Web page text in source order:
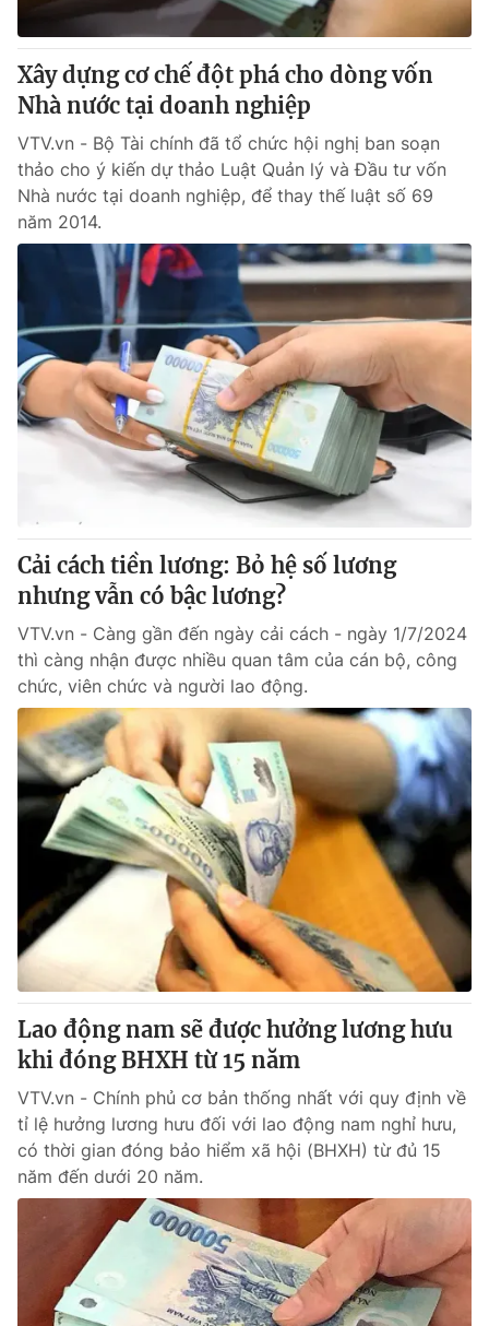
Xây dựng cơ chế đột phá cho dòng vốn
Nhà nước tại doanh nghiệp
VTV.vn - Bộ Tài chính đã tổ chức hội nghị ban soạn
thảo cho ý kiến dự thảo Luật Quản lý và Đầu tư vốn
Nhà nước tại doanh nghiệp, để thay thế luật số 69
năm 2014.
Cải cách tiền lương: Bỏ hệ số lương
nhưng vẫn có bậc lương?
VTV.vn - Càng gần đến ngày cải cách - ngày 1/7/2024
thì càng nhận được nhiều quan tâm của cán bộ, công
chức, viên chức và người lao động.
Lao động nam sẽ được hưởng lương hưu
khi đóng BHXH từ 15 năm
VTV.vn - Chính phủ cơ bản thống nhất với quy định về
tỉ lệ hưởng lương hưu đối với lao động nam nghỉ hưu,
có thời gian đóng bảo hiểm xã hội (BHXH) từ đủ 15
năm đến dưới 20 năm.